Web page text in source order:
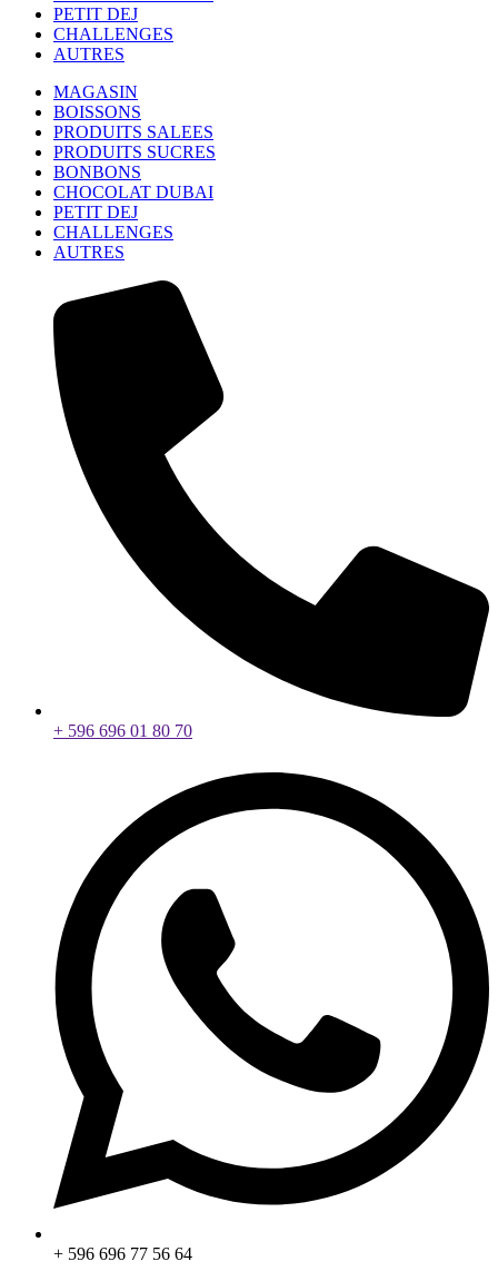
PETIT DEJ
CHALLENGES
AUTRES
MAGASIN
BOISSONS
PRODUITS SALEES
PRODUITS SUCRES
BONBONS
CHOCOLAT DUBAI
PETIT DEJ
CHALLENGES
AUTRES
+ 596 696 01 80 70
+ 596 696 77 56 64